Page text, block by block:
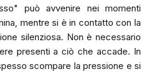
può avvenire nei momenti
mentre si è in contatto con la
silenziosa. Non è necessario
presenti a ciò che accade. In
scompare la pressione e si